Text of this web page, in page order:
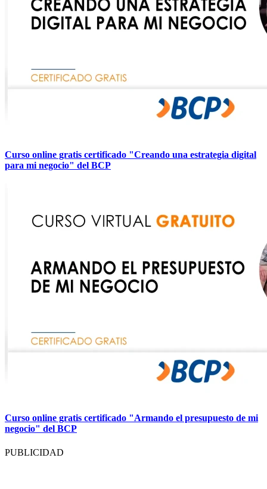
Curso online gratis certificado "Creando una estrategia digital
para mi negocio" del BCP
Curso online gratis certificado "Armando el presupuesto de mi
negocio" del BCP
PUBLICIDAD